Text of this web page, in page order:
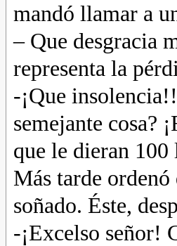
mandó llamar a
– Que desgracia
representa la
-¡Que
semejante cosa?
que le dieran 100
Más tarde
soñado. Éste,
-¡Excelso señor!